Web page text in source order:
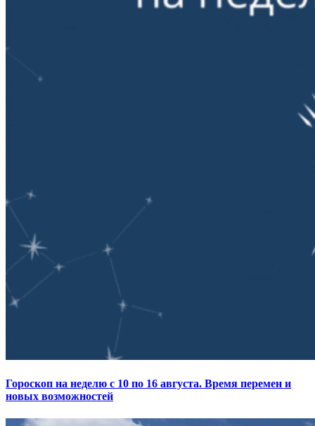
Гороскоп на неделю с 10 по 16 августа. Время перемен и
новых возможностей